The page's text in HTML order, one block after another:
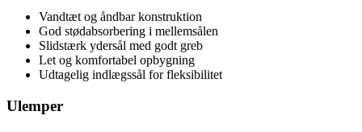
Vandtæt og åndbar konstruktion
God stødabsorbering i mellemsålen
Slidstærk ydersål med godt greb
Let og komfortabel opbygning
Udtagelig indlægssål for fleksibilitet
Ulemper